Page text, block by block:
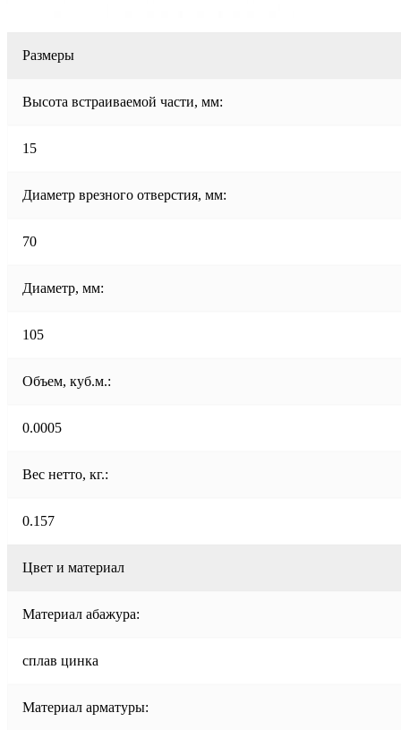
Размеры
Высота встраиваемой части, мм:
15
Диаметр врезного отверстия, мм:
70
Диаметр, мм:
105
Объем, куб.м.:
0.0005
Вес нетто, кг.:
0.157
Цвет и материал
Материал абажура:
сплав цинка
Материал арматуры: